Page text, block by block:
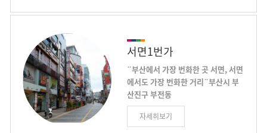
기를 누리고 있다. 2017년 봄
리 커피축제를 개최하여 전포카페거
리 바리스타가 참여한 핸드드립체험,
버스킹공연, 커피카드만들기 등 다양
한 문화이벤트를 개최하여 5만여명의
관광객이 방문하여 성황리에 개최되
었다. 늦가을에는 동천은행나무축제
를 개최하고 있어 바스락바스락 은행
을 밟으면서 전포카페거리의 은은한
란 은행나무 노랗게 물든 이파리는 언
를 그리고 마음을 노랗게 눌들이라라,
노란 물이 은은하게 퍼져 누구라도 단
풍이 되리라. 서면에 새로 생긴 은은
한 길은 서면문화로 영광도서 인근 도
시철도 서면역 입구에서 동해남부선
굴다리까지 550m 구간이다. 부산진
구청이 2011년 3월부터 2년 넘게 공
서면1번가
¨부산에서 가장 번화한 곳 서면, 서면
에서도 가장 번화한 거리¨부산시 부
산진구 부전동
서면1번가는 중앙로(금강제화), 녹색
의 거리, 부전복개천까지 80m 구간
자세히보기